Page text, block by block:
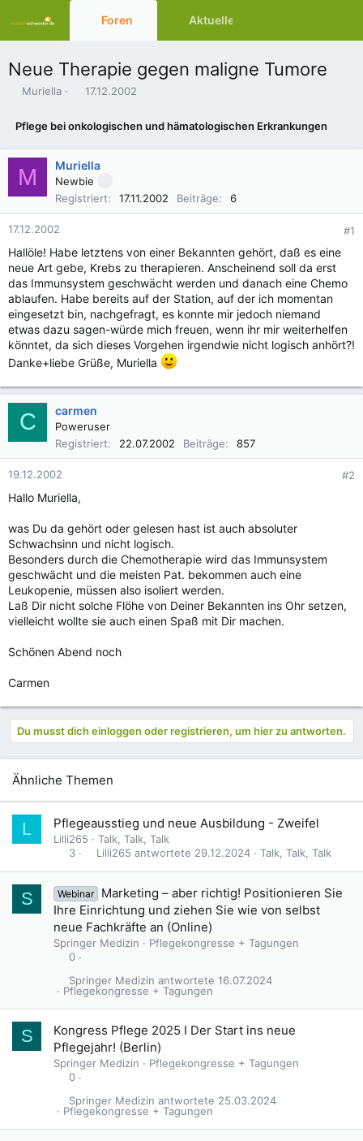
Foren Aktuelles
Neue Therapie gegen maligne Tumore
E
s
t
e
l
Muriella
E
t
e
l
l
t
17.12.2002
Pflege bei onkologischen und hämatologischen Erkrankungen
M Muriella
Newbie
Registriert
17.11.2002 Beiträge 6
17.12.2002 #1
Hallöle! Habe letztens von einer Bekannten gehört, daß es eine
neue Art gebe, Krebs zu therapieren. Anscheinend soll da erst
das Immunsystem geschwächt werden und danach eine Chemo
ablaufen. Habe bereits auf der Station, auf der ich momentan
eingesetzt bin, nachgefragt, es konnte mir jedoch niemand
etwas dazu sagen-würde mich freuen, wenn ihr mir weiterhelfen
könntet, da sich dieses Vorgehen irgendwie nicht logisch anhört?!
Danke+liebe Grüße, Muriella
C carmen
Poweruser
Registriert
22.07.2002 Beiträge 857
19.12.2002 #2
Hallo Muriella,
was Du da gehört oder gelesen hast ist auch absoluter
Schwachsinn und nicht logisch.
Besonders durch die Chemotherapie wird das Immunsystem
geschwächt und die meisten Pat. bekommen auch eine
Leukopenie, müssen also isoliert werden.
Laß Dir nicht solche Flöhe von Deiner Bekannten ins Ohr setzen,
vielleicht wollte sie auch einen Spaß mit Dir machen.
Schönen Abend noch
Carmen
Du musst dich einloggen oder registrieren, um hier zu antworten.
Ähnliche Themen
L Pflegeausstieg und neue Ausbildung - Zweifel
Lilli265
Talk, Talk, Talk
3
Talk, Talk, Talk
29.12.2024
Lilli265
S Webinar
Marketing – aber richtig! Positionieren Sie
Ihre Einrichtung und ziehen Sie wie von selbst
neue Fachkräfte an (Online)
Springer Medizin
Pflegekongresse + Tagungen
0
Pflegekongresse + Tagungen
16.07.2024
Springer Medizin
S
Kongress Pflege 2025 I Der Start ins neue
Pflegejahr! (Berlin)
Springer Medizin
Pflegekongresse + Tagungen
0
Pflegekongresse + Tagungen
25.03.2024
Springer Medizin